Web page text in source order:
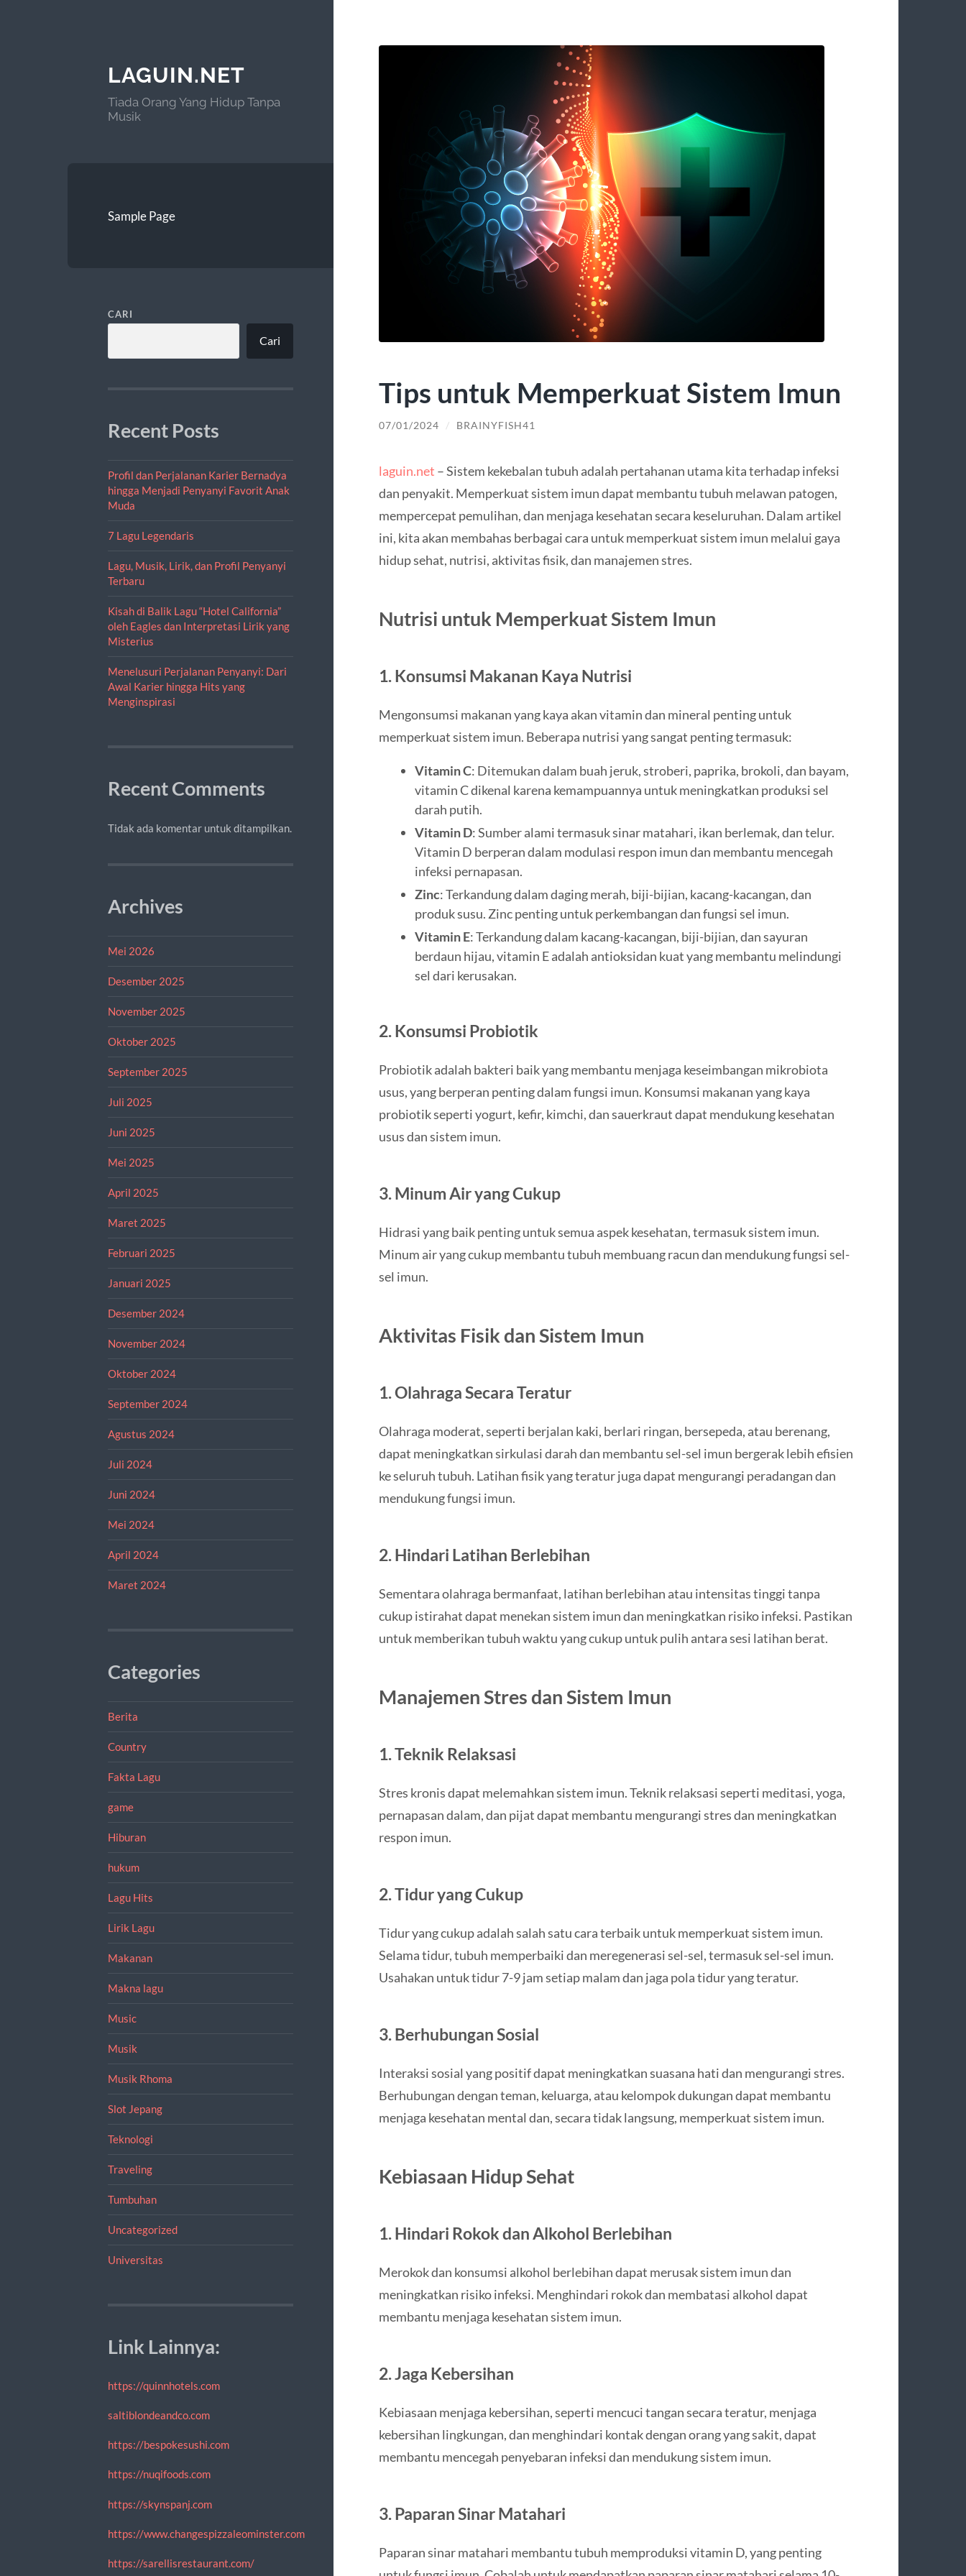
LAGUIN.NET
Tiada Orang Yang Hidup Tanpa
Musik
Sample Page
CARI
Cari
Recent Posts
Profil dan Perjalanan Karier Bernadya
hingga Menjadi Penyanyi Favorit Anak
Muda
7 Lagu Legendaris
Lagu, Musik, Lirik, dan Profil Penyanyi
Terbaru
Kisah di Balik Lagu “Hotel California”
oleh Eagles dan Interpretasi Lirik yang
Misterius
Menelusuri Perjalanan Penyanyi: Dari
Awal Karier hingga Hits yang
Menginspirasi
Recent Comments
Tidak ada komentar untuk ditampilkan.
Archives
Mei 2026
Desember 2025
November 2025
Oktober 2025
September 2025
Juli 2025
Juni 2025
Mei 2025
April 2025
Maret 2025
Februari 2025
Januari 2025
Desember 2024
November 2024
Oktober 2024
September 2024
Agustus 2024
Juli 2024
Juni 2024
Mei 2024
April 2024
Maret 2024
Categories
Berita
Country
Fakta Lagu
game
Hiburan
hukum
Lagu Hits
Lirik Lagu
Makanan
Makna lagu
Music
Musik
Musik Rhoma
Slot Jepang
Teknologi
Traveling
Tumbuhan
Uncategorized
Universitas
Link Lainnya:
https://quinnhotels.com
saltiblondeandco.com
https://bespokesushi.com
https://nuqifoods.com
https://skynspanj.com
https://www.changespizzaleominster.com
https://sarellisrestaurant.com/
Tips untuk Memperkuat Sistem Imun
07/01/2024 / BRAINYFISH41
laguin.net – Sistem kekebalan tubuh adalah pertahanan utama kita terhadap infeksi
dan penyakit. Memperkuat sistem imun dapat membantu tubuh melawan patogen,
mempercepat pemulihan, dan menjaga kesehatan secara keseluruhan. Dalam artikel
ini, kita akan membahas berbagai cara untuk memperkuat sistem imun melalui gaya
hidup sehat, nutrisi, aktivitas fisik, dan manajemen stres.
Nutrisi untuk Memperkuat Sistem Imun
1. Konsumsi Makanan Kaya Nutrisi
Mengonsumsi makanan yang kaya akan vitamin dan mineral penting untuk
memperkuat sistem imun. Beberapa nutrisi yang sangat penting termasuk:
Vitamin C: Ditemukan dalam buah jeruk, stroberi, paprika, brokoli, dan bayam,
vitamin C dikenal karena kemampuannya untuk meningkatkan produksi sel
darah putih.
Vitamin D: Sumber alami termasuk sinar matahari, ikan berlemak, dan telur.
Vitamin D berperan dalam modulasi respon imun dan membantu mencegah
infeksi pernapasan.
Zinc: Terkandung dalam daging merah, biji-bijian, kacang-kacangan, dan
produk susu. Zinc penting untuk perkembangan dan fungsi sel imun.
Vitamin E: Terkandung dalam kacang-kacangan, biji-bijian, dan sayuran
berdaun hijau, vitamin E adalah antioksidan kuat yang membantu melindungi
sel dari kerusakan.
2. Konsumsi Probiotik
Probiotik adalah bakteri baik yang membantu menjaga keseimbangan mikrobiota
usus, yang berperan penting dalam fungsi imun. Konsumsi makanan yang kaya
probiotik seperti yogurt, kefir, kimchi, dan sauerkraut dapat mendukung kesehatan
usus dan sistem imun.
3. Minum Air yang Cukup
Hidrasi yang baik penting untuk semua aspek kesehatan, termasuk sistem imun.
Minum air yang cukup membantu tubuh membuang racun dan mendukung fungsi sel-
sel imun.
Aktivitas Fisik dan Sistem Imun
1. Olahraga Secara Teratur
Olahraga moderat, seperti berjalan kaki, berlari ringan, bersepeda, atau berenang,
dapat meningkatkan sirkulasi darah dan membantu sel-sel imun bergerak lebih efisien
ke seluruh tubuh. Latihan fisik yang teratur juga dapat mengurangi peradangan dan
mendukung fungsi imun.
2. Hindari Latihan Berlebihan
Sementara olahraga bermanfaat, latihan berlebihan atau intensitas tinggi tanpa
cukup istirahat dapat menekan sistem imun dan meningkatkan risiko infeksi. Pastikan
untuk memberikan tubuh waktu yang cukup untuk pulih antara sesi latihan berat.
Manajemen Stres dan Sistem Imun
1. Teknik Relaksasi
Stres kronis dapat melemahkan sistem imun. Teknik relaksasi seperti meditasi, yoga,
pernapasan dalam, dan pijat dapat membantu mengurangi stres dan meningkatkan
respon imun.
2. Tidur yang Cukup
Tidur yang cukup adalah salah satu cara terbaik untuk memperkuat sistem imun.
Selama tidur, tubuh memperbaiki dan meregenerasi sel-sel, termasuk sel-sel imun.
Usahakan untuk tidur 7-9 jam setiap malam dan jaga pola tidur yang teratur.
3. Berhubungan Sosial
Interaksi sosial yang positif dapat meningkatkan suasana hati dan mengurangi stres.
Berhubungan dengan teman, keluarga, atau kelompok dukungan dapat membantu
menjaga kesehatan mental dan, secara tidak langsung, memperkuat sistem imun.
Kebiasaan Hidup Sehat
1. Hindari Rokok dan Alkohol Berlebihan
Merokok dan konsumsi alkohol berlebihan dapat merusak sistem imun dan
meningkatkan risiko infeksi. Menghindari rokok dan membatasi alkohol dapat
membantu menjaga kesehatan sistem imun.
2. Jaga Kebersihan
Kebiasaan menjaga kebersihan, seperti mencuci tangan secara teratur, menjaga
kebersihan lingkungan, dan menghindari kontak dengan orang yang sakit, dapat
membantu mencegah penyebaran infeksi dan mendukung sistem imun.
3. Paparan Sinar Matahari
Paparan sinar matahari membantu tubuh memproduksi vitamin D, yang penting